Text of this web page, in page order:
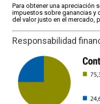
Para obtener una apreciación
impuestos sobre ganancias y
del valor justo en el mercado,
Responsabilidad